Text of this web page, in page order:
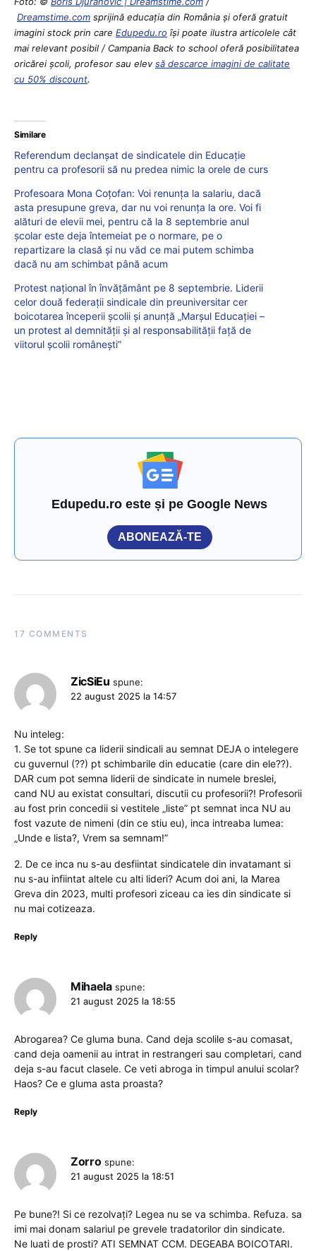
Dreamstime.com sprijină educaţia din România şi oferă gratuit
imagini stock prin care Edupedu.ro îşi poate ilustra articolele cât
mai relevant posibil / Campania Back to school oferă posibilitatea
oricărei școli, profesor sau elevsă descarce imagini de calitate
cu 50% discount.
Similare
Referendum declanșat de sindicatele din Educație
pentru ca profesorii să nu predea nimic la orele de curs
Profesoara Mona Coțofan: Voi renunța la salariu, dacă
asta presupune greva, dar nu voi renunța la ore. Voi fi
alături de elevii mei, pentru că la 8 septembrie anul
școlar este deja întemeiat pe o normare, pe o
repartizare la clasă și nu văd ce mai putem schimba
dacă nu am schimbat până acum
Protest național în învățământ pe 8 septembrie. Liderii
celor două federații sindicale din preuniversitar cer
boicotarea începerii școlii și anunță „Marșul Educației –
un protest al demnității și al responsabilității față de
viitorul școlii românești”
Edupedu.ro este și pe Google News
ABONEAZĂ-TE
17 COMMENTS
ZicSiEu spune:
22 august 2025 la 14:57
Nu inteleg:
1. Se tot spune ca liderii sindicali au semnat DEJA o intelegere
cu guvernul (??) pt schimbarile din educatie (care din ele??).
DAR cum pot semna liderii de sindicate in numele breslei,
cand NU au existat consultari, discutii cu profesorii?! Profesorii
au fost prin concedii si vestitele „liste” pt semnat inca NU au
fost vazute de nimeni (din ce stiu eu), inca intreaba lumea:
„Unde e lista?, Vrem sa semnam!”
2. De ce inca nu s-au desfiintat sindicatele din invatamant si
nu s-au infiintat altele cu alti lideri? Acum doi ani, la Marea
Greva din 2023, multi profesori ziceau ca ies din sindicate si
nu mai cotizeaza.
Reply
Mihaela spune:
21 august 2025 la 18:55
Abrogarea? Ce gluma buna. Cand deja scolile s-au comasat,
cand deja oamenii au intrat in restrangeri sau completari, cand
deja s-au facut clasele. Ce veti abroga in timpul anului scolar?
Haos? Ce e gluma asta proasta?
Reply
Zorro spune:
21 august 2025 la 18:51
Pe bune?! Si ce rezolvați? Legea nu se va schimba. Refuza. sa
imi mai donam salariul pe grevele tradatorilor din sindicate.
Ne luati de prosti? ATI SEMNAT CCM. DEGEABA BOICOTARI.